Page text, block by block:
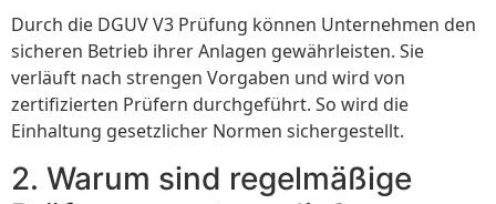
Durch die DGUV V3 Prüfung können Unternehmen den
sicheren Betrieb ihrer Anlagen gewährleisten. Sie
verläuft nach strengen Vorgaben und wird von
zertifizierten Prüfern durchgeführt. So wird die
Einhaltung gesetzlicher Normen sichergestellt.
2. Warum sind regelmäßige